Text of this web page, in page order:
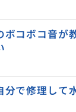
ボコボコ音が
分で修理して